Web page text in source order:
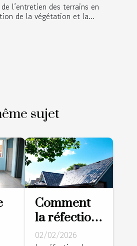
de l’entretien des terrains en
de la végétation et la...
sujet
Comment
la réfection
de toiture
02/02/2026